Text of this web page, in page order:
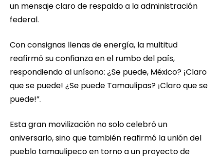
un mensaje claro de respaldo a la administración
federal.
Con consignas llenas de energía, la multitud
reafirmó su confianza en el rumbo del país,
respondiendo al unísono: ¿Se puede, México? ¡Claro
que se puede! ¿Se puede Tamaulipas? ¡Claro que se
puede!”.
Esta gran movilización no solo celebró un
aniversario, sino que también reafirmó la unión del
pueblo tamaulipeco en torno a un proyecto de